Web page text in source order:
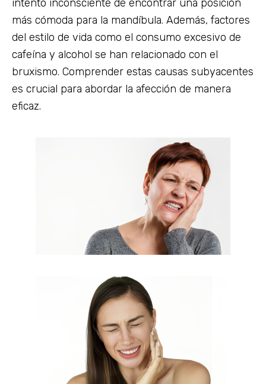
intento inconsciente de encontrar una posición
más cómoda para la mandíbula. Además, factores
del estilo de vida como el consumo excesivo de
cafeína y alcohol se han relacionado con el
bruxismo. Comprender estas causas subyacentes
es crucial para abordar la afección de manera
eficaz.